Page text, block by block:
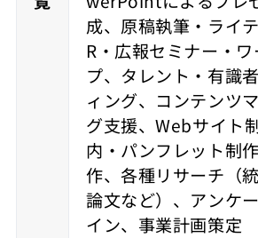
成、原稿執筆・ライ
R・広報セミナー・
プ、タレント・有識
ィング、コンテンツ
グ支援、Webサイト
内・パンフレット制
作、各種リサーチ（
論文など）、アンケ
イン、事業計画策定